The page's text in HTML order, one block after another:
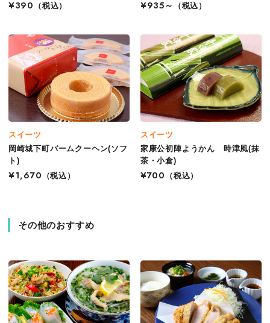
¥390
（税込）
¥935～
（税込）
スイーツ
岡崎城下町バームクーヘン(ソフ
ト)
¥1,670
（税込）
スイーツ
家康公初陣ようかん 時津風(抹
茶・小倉)
¥700
（税込）
その他のおすすめ